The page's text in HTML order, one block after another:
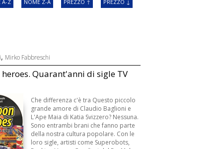
A-Z NOME Z-A PREZZO ↑ PREZZO ↓
, Mirko Fabbreschi
Quarant'anni di sigle TV
Che differenza c'è tra Questo piccolo
grande amore di Claudio Baglioni e
L'Ape Maia di Katia Svizzero? Nessuna.
Sono entrambi brani che fanno parte
della nostra cultura popolare. Con le
loro sigle, artisti come Superobots,